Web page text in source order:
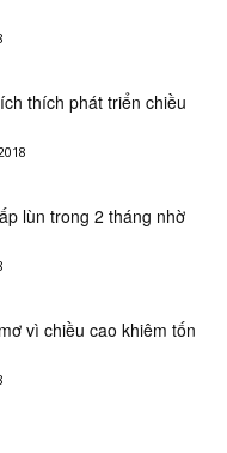
thích phát triển chiều
lùn trong 2 tháng nhờ
vì chiều cao khiêm tốn